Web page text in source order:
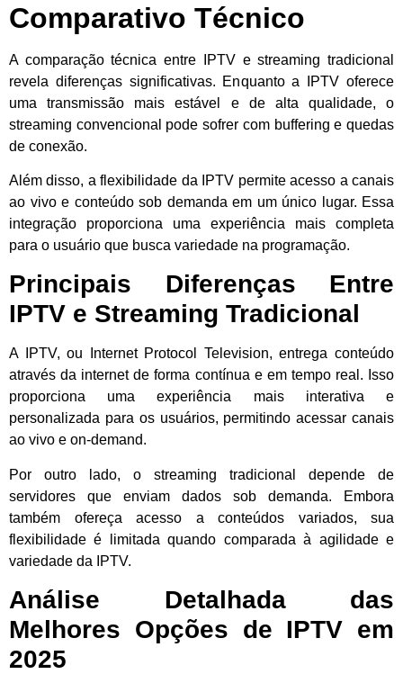
Comparativo Técnico
A comparação técnica entre IPTV e streaming tradicional
revela diferenças significativas. Enquanto a IPTV oferece
uma transmissão mais estável e de alta qualidade, o
streaming convencional pode sofrer com buffering e quedas
de conexão.
Além disso, a flexibilidade da IPTV permite acesso a canais
ao vivo e conteúdo sob demanda em um único lugar. Essa
integração proporciona uma experiência mais completa
para o usuário que busca variedade na programação.
Principais Diferenças Entre
IPTV e Streaming Tradicional
A IPTV, ou Internet Protocol Television, entrega conteúdo
através da internet de forma contínua e em tempo real. Isso
proporciona uma experiência mais interativa e
personalizada para os usuários, permitindo acessar canais
ao vivo e on-demand.
Por outro lado, o streaming tradicional depende de
servidores que enviam dados sob demanda. Embora
também ofereça acesso a conteúdos variados, sua
flexibilidade é limitada quando comparada à agilidade e
variedade da IPTV.
Análise Detalhada das
Melhores Opções de IPTV em
2025